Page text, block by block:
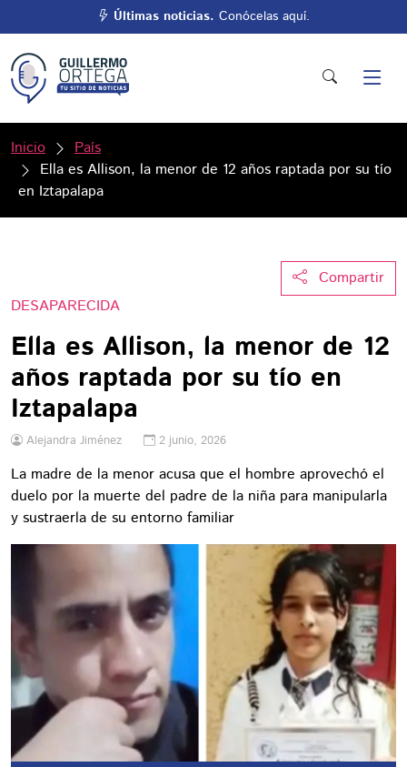
Últimas noticias. Conócelas aquí.
Inicio
País
Ella es Allison, la menor de 12 años raptada por su tío
en Iztapalapa
Compartir
DESAPARECIDA
Ella es Allison, la menor de 12
años raptada por su tío en
Iztapalapa
Alejandra Jiménez 2 junio, 2026
La madre de la menor acusa que el hombre aprovechó el
duelo por la muerte del padre de la niña para manipularla
y sustraerla de su entorno familiar